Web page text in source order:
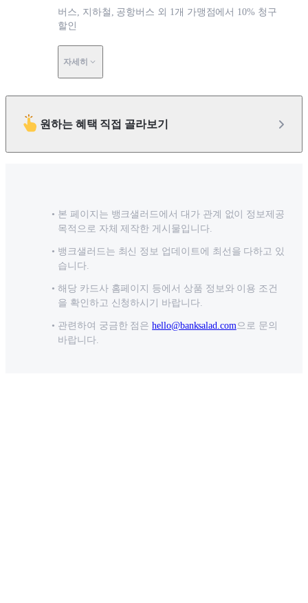
버스, 지하철, 공항버스 외 1개 가맹점에서 10% 청구
할인
자세히
원하는 혜택 직접 골라보기
본 페이지는 뱅크샐러드에서 대가 관계 없이 정보제공
목적으로 자체 제작한 게시물입니다.
뱅크샐러드는 최신 정보 업데이트에 최선을 다하고 있
습니다.
해당 카드사 홈페이지 등에서 상품 정보와 이용 조건
을 확인하고 신청하시기 바랍니다.
관련하여 궁금한 점은 hello@banksalad.com으로 문의
바랍니다.